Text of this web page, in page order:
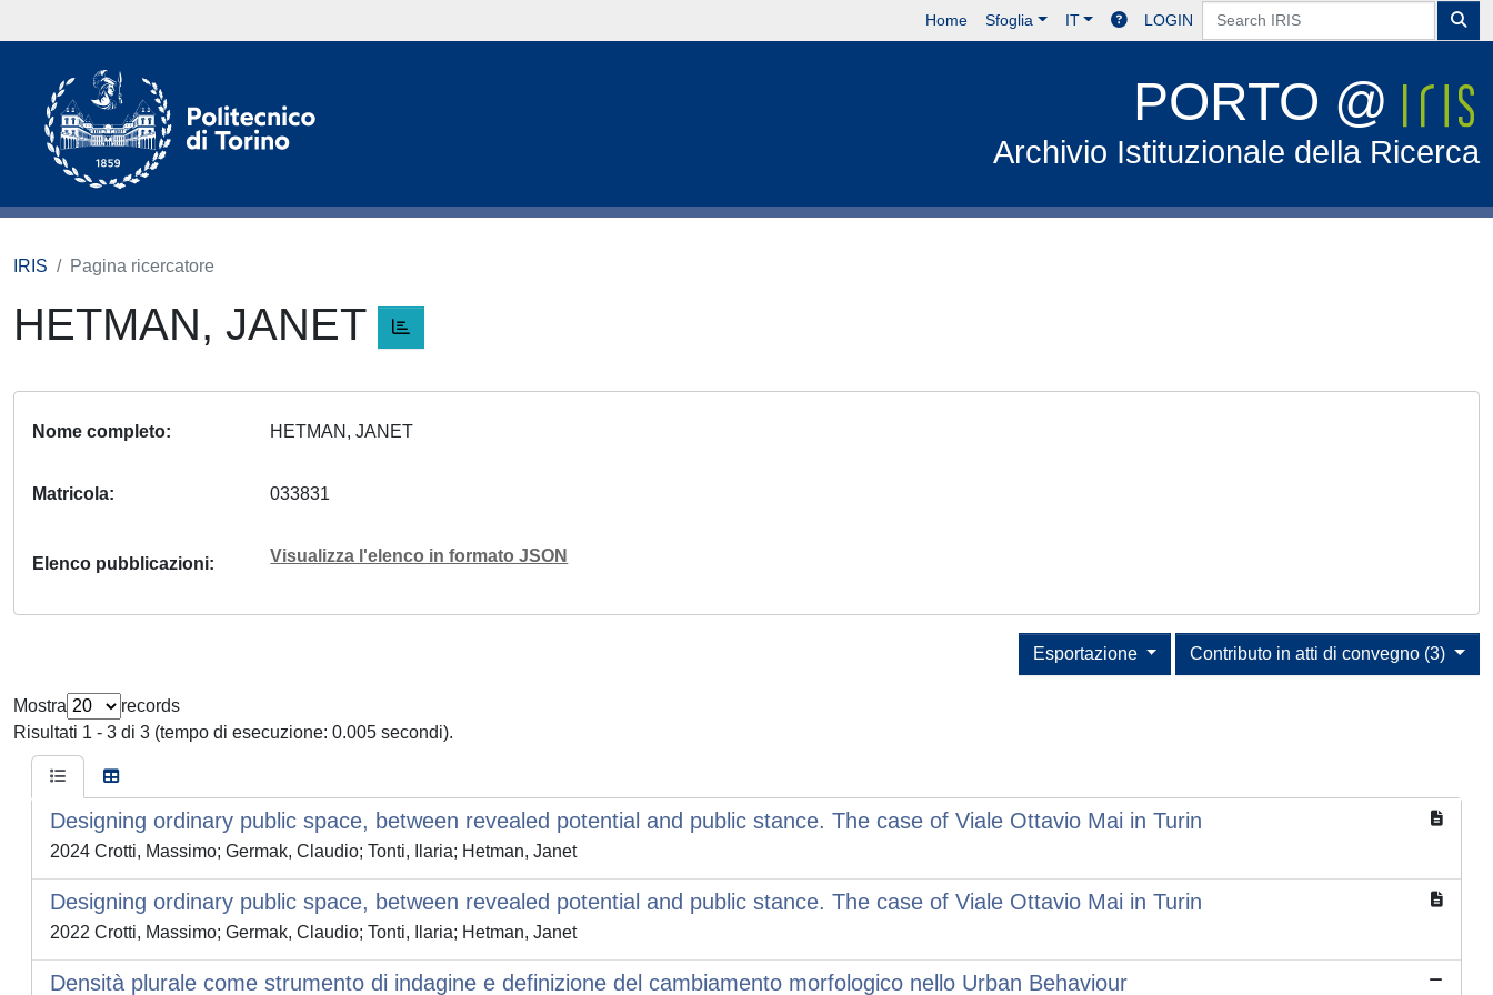
Home Sfoglia IT LOGIN
PORTO @
Archivio Istituzionale della Ricerca
IRIS Pagina ricercatore
HETMAN, JANET
Nome completo HETMAN, JANET
Matricola 033831
Elenco pubblicazioni Visualizza l'elenco in formato JSON
Contributo in atti di convegno (3)
Esportazione
Mostra
records
Risultati 1 - 3 di 3 (tempo di esecuzione: 0.005 secondi).
Designing ordinary public space, between revealed potential and public stance. The case of Viale Ottavio Mai in Turin
2024 Crotti, Massimo; Germak, Claudio; Tonti, Ilaria; Hetman, Janet
Designing ordinary public space, between revealed potential and public stance. The case of Viale Ottavio Mai in Turin
2022 Crotti, Massimo; Germak, Claudio; Tonti, Ilaria; Hetman, Janet
Densità plurale come strumento di indagine e definizione del cambiamento morfologico nello Urban Behaviour